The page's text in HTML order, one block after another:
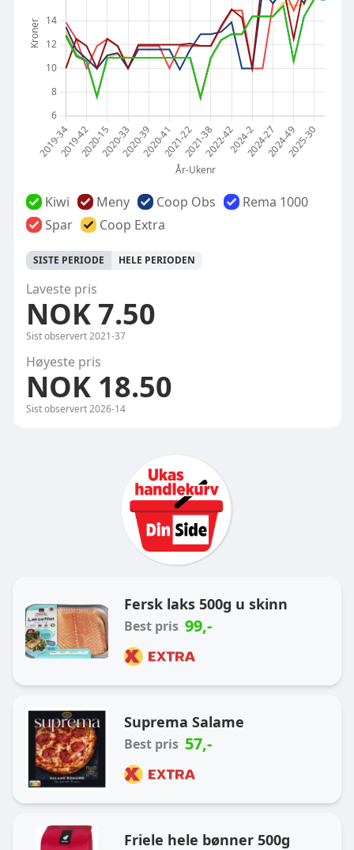
Kiwi Meny Coop Obs
Rema 1000
Spar
Coop Extra
SISTE PERIODE HELE PERIODEN
Laveste pris
NOK 7.50
Sist observert2021-37
Høyeste pris
NOK 18.50
Sist observert2026-14
Fersk laks 500g u skinn
Best pris 99,-
Suprema Salame
Best pris 57,-
Friele hele bønner 500g